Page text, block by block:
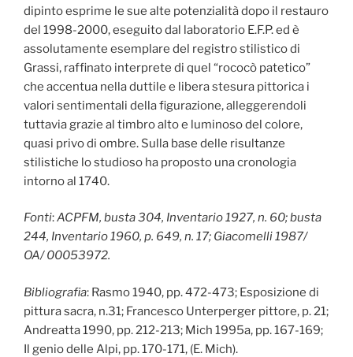
dipinto esprime le sue alte potenzialità dopo il restauro
del 1998-2000, eseguito dal laboratorio E.F.P. ed è
assolutamente esemplare del registro stilistico di
Grassi, raffinato interprete di quel “rococò patetico”
che accentua nella duttile e libera stesura pittorica i
valori sentimentali della figurazione, alleggerendoli
tuttavia grazie al timbro alto e luminoso del colore,
quasi privo di ombre. Sulla base delle risultanze
stilistiche lo studioso ha proposto una cronologia
intorno al 1740.
Fonti:ACPFM, busta 304, Inventario 1927, n. 60; busta
244, Inventario 1960, p. 649, n. 17; Giacomelli 1987/
OA/ 00053972.
Bibliografia: Rasmo 1940, pp. 472-473; Esposizione di
pittura sacra, n.31; Francesco Unterperger pittore, p. 21;
Andreatta 1990, pp. 212-213; Mich 1995a, pp. 167-169;
Il genio delle Alpi, pp. 170-171, (E. Mich).